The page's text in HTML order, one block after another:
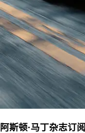
阿斯顿·马丁杂志订阅